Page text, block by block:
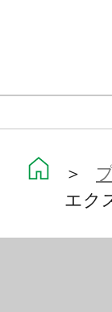
3mm径の
パーツの
※画像は
ます。ま
＞
エク